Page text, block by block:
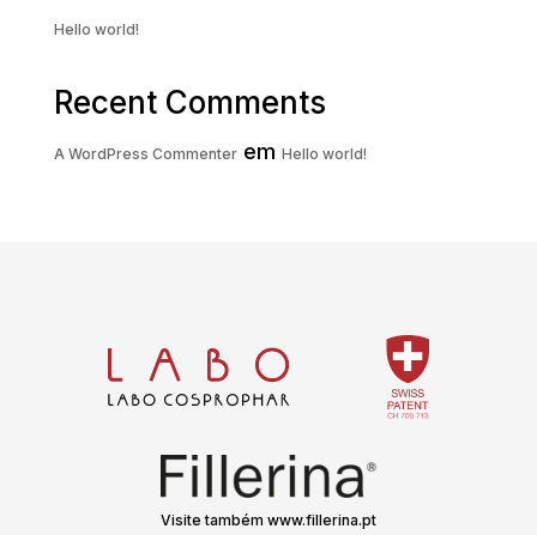
Hello world!
Recent Comments
A WordPress Commenterem Hello world!
Visite também www.fillerina.pt